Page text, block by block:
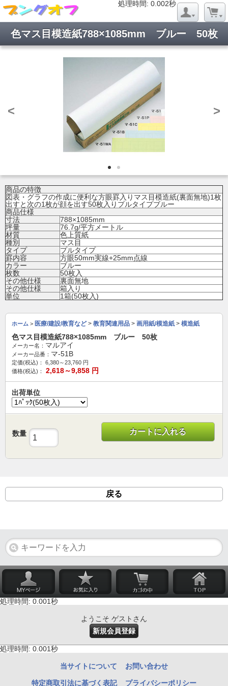
処理時間: 0.002秒
色マス目模造紙788×1085mm ブルー 50枚
< >
商品の特徴
図表・グラフの作成に便利な方眼罫入りマス目模造紙(裏面無地)1枚
出すと次の1枚が顔を出す50枚入りプルタイプブルー
商品仕様
寸法
788×1085mm
坪量
76.7g/平方メートル
材質
色上質紙
種別
マス目
タイプ
プルタイプ
罫内容
方眼50mm実線+25mm点線
カラー
ブルー
枚数
50枚入
その他仕様
裏面無地
その他仕様
箱入り
単位
1箱(50枚入)
ホーム > 医療/建設/教育など> 教育関連用品 > 画用紙/模造紙 > 模造紙
色マス目模造紙788×1085mm ブルー 50枚
メーカー名： マルアイ
メーカー品番： マ-51B
定価(税込)： 6,380～23,760 円
価格(税込)：
2,618～9,858 円
出荷単位
数量 カートに入れる
戻る
処理時間: 0.001秒
ようこそ ゲストさん
新規会員登録
処理時間: 0.001秒
当サイトについて お問い合わせ
特定商取引法に基づく表記 プライバシーポリシー
処理時間: 0.019秒